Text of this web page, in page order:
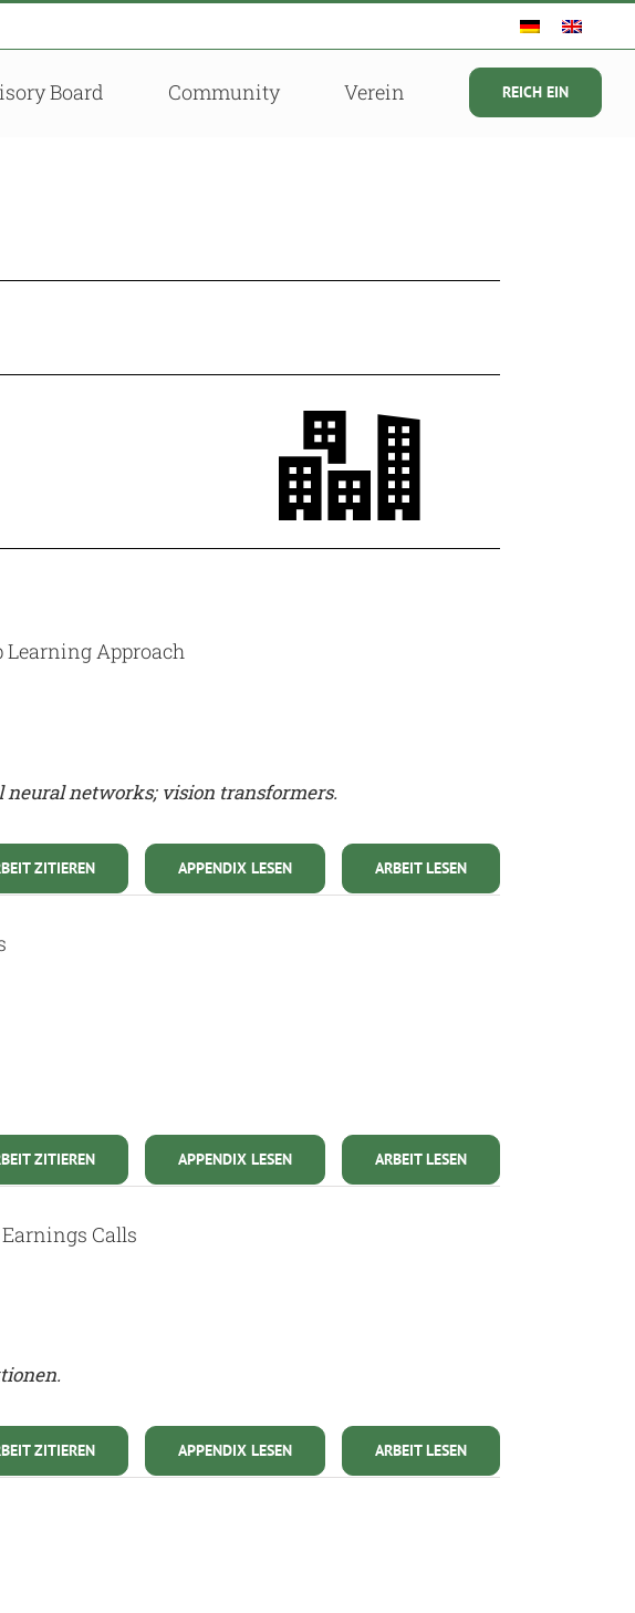
Board Community Verein REICH EIN
Learning Approach
networks; vision transformers.
ARBEIT LESEN
APPENDIX LESEN
ZITIEREN
ARBEIT LESEN
APPENDIX LESEN
ZITIEREN
Calls
ARBEIT LESEN
APPENDIX LESEN
ZITIEREN